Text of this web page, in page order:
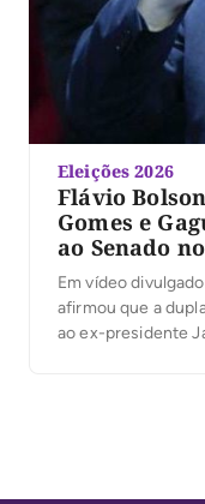
Eleições 2026
Flávio
Gomes e
ao Senado
Em vídeo
afirmou que a
ao ex-presidente